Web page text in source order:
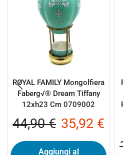
ROYAL FAMILY Mongolfiera
Faberg√® Dream Tiffany
12xh23 Cm 0709002
44,90€ 35,92 €
Aggiungi al